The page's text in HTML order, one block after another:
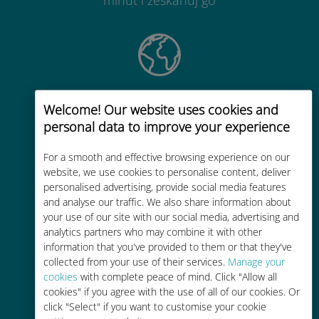
Welcome! Our website uses cookies and
personal data to improve your experience
For a smooth and effective browsing experience on our
website, we use cookies to personalise content, deliver
personalised advertising, provide social media features
and analyse our traffic. We also share information about
your use of our site with our social media, advertising and
analytics partners who may combine it with other
information that you've provided to them or that they've
collected from your use of their services. Manage your
cookies with complete peace of mind. Click "Allow all
cookies" if you agree with the use of all of our cookies. Or
click "Select" if you want to customise your cookie
Globalny
Wysokiej jakości komórkowa
transmisja danych w ponad 200
miejscach na świecie
Efektywny kosztowo
Do 90% taniej w porównaniu z
opłatami za roaming u Twojego
obecnego operatora